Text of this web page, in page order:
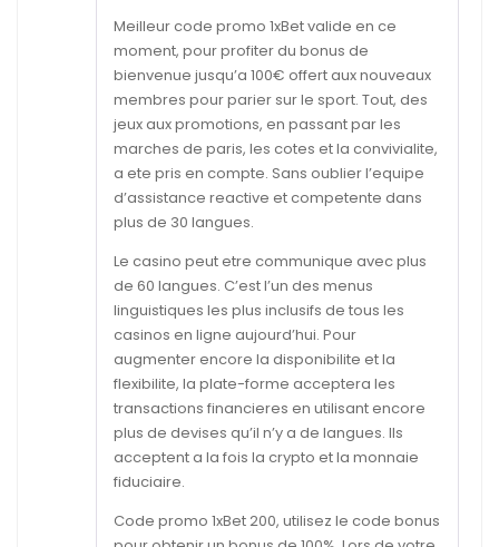
Meilleur code promo 1xBet valide en ce
moment, pour profiter du bonus de
bienvenue jusqu’a 100€ offert aux nouveaux
membres pour parier sur le sport. Tout, des
jeux aux promotions, en passant par les
marches de paris, les cotes et la convivialite,
a ete pris en compte. Sans oublier l’equipe
d’assistance reactive et competente dans
plus de 30 langues.
Le casino peut etre communique avec plus
de 60 langues. C’est l’un des menus
linguistiques les plus inclusifs de tous les
casinos en ligne aujourd’hui. Pour
augmenter encore la disponibilite et la
flexibilite, la plate-forme acceptera les
transactions financieres en utilisant encore
plus de devises qu’il n’y a de langues. Ils
acceptent a la fois la crypto et la monnaie
fiduciaire.
Code promo 1xBet 200, utilisez le code bonus